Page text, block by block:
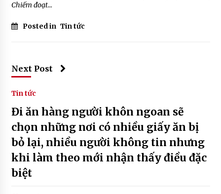
Chiếm đoạt…
Posted in Tin tức
Next Post
Tin tức
Đi ăn hàng người khôn ngoan sẽ
chọn những nơi có nhiều giấy ăn bị
bỏ lại, nhiều người không tin nhưng
khi làm theo mới nhận thấy điều đặc
biệt